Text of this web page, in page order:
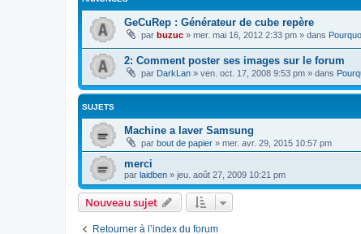
GeCuRep : Générateur de cube repère
par buzuc » mer. mai 16, 2012 2:33 pm » dans
2: Comment poster ses images sur le forum
par DarkLan » ven. oct. 17, 2008 9:53 pm » dans
SUJETS
Machine a laver Samsung
par bout de papier » mer. avr. 29, 2015 10:57 pm
merci
par laidben » jeu. août 27, 2009 10:21 pm
Nouveau sujet
Retourner à l’index du forum